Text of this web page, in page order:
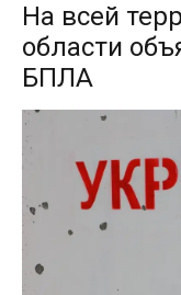
На всей
области
БПЛА